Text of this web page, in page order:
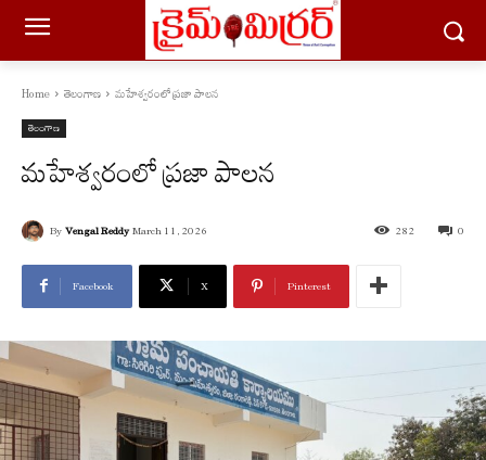
Home తెలంగాణ మహేశ్వరంలో ప్రజా పాలన
తెలంగాణ
మహేశ్వరంలో ప్రజా పాలన
By Vengal Reddy March 11, 2026 0
282
Facebook X Pinterest